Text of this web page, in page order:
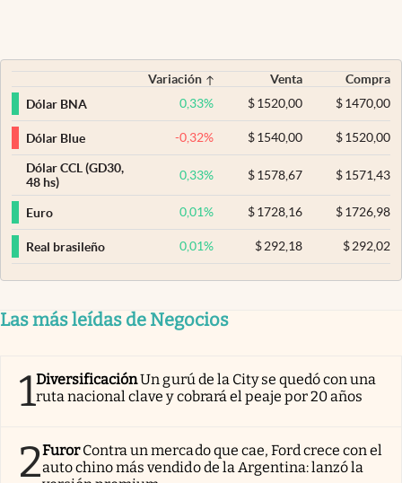
Variación Venta
Compra
Dólar BNA
0,33% $ 1520,00 $1470,00
Dólar Blue -0,32% $ 1540,00 $1520,00
Dólar CCL (GD30,
48 hs)
0,33% $ 1578,67 $1571,43
Euro 0,01% $ 1728,16 $1726,98
Real brasileño 0,01% $ 292,18 $292,02
Las más leídas de Negocios
1DiversificaciónUn gurú de la City se quedó con una
ruta nacional clave y cobrará el peaje por 20 años
2Furor Contra un mercado que cae, Ford crece con el
auto chino más vendido de la Argentina: lanzó la